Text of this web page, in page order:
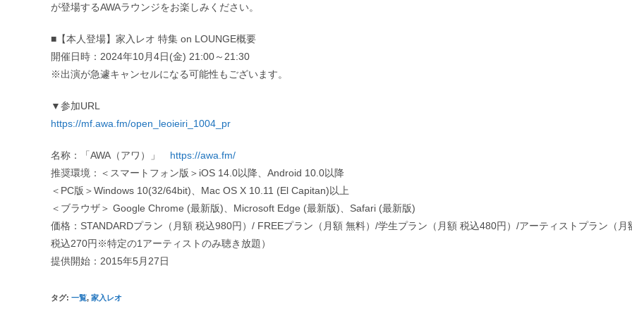
が登場するAWAラウンジをお楽しみください。
■【本人登場】家入レオ 特集 on LOUNGE概要
開催日時：2024年10月4日(金) 21:00～21:30
※出演が急遽キャンセルになる可能性もございます。
▼参加URL
https://mf.awa.fm/open_leoieiri_1004_pr
名称：「AWA（アワ）」 https://awa.fm/
推奨環境：＜スマートフォン版＞iOS 14.0以降、Android 10.0以降
＜PC版＞Windows 10(32/64bit)、Mac OS X 10.11 (El Capitan)以上
＜ブラウザ＞ Google Chrome (最新版)、Microsoft Edge (最新版)、Safari (最新版)
価格：STANDARDプラン（月額 税込980円）/ FREEプラン（月額 無料）/学生プラン（月額 税込480円）/アーティストプラン（月
税込270円※特定の1アーティストのみ聴き放題）
提供開始：2015年5月27日
タグ: 一覧, 家入レオ